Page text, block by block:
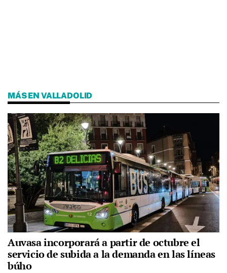
MÁS EN VALLADOLID
Auvasa incorporará a partir de octubre el
servicio de subida a la demanda en las líneas
búho